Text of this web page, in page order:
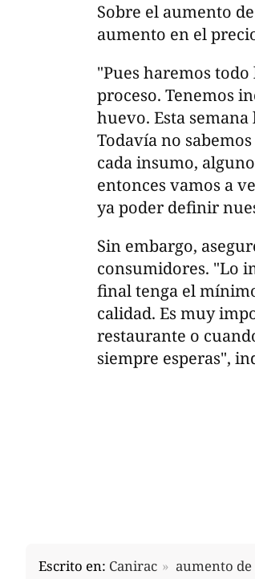
Sobre el aumento
aumento en el
"Pues haremos
proceso. Tenemos
huevo. Esta
Todavía no
cada insumo,
entonces vamos a
ya poder definir
Sin embargo,
consumidores. "Lo
final tenga el
calidad. Es muy
restaurante o
siempre esperas",
Escrito en: Canirac aumento de